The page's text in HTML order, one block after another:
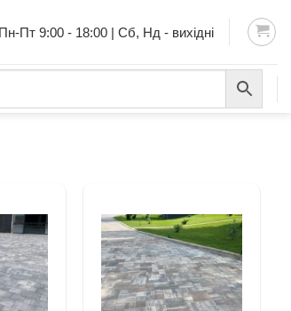
Пн-Пт 9:00 - 18:00 | Сб, Нд - вихідні